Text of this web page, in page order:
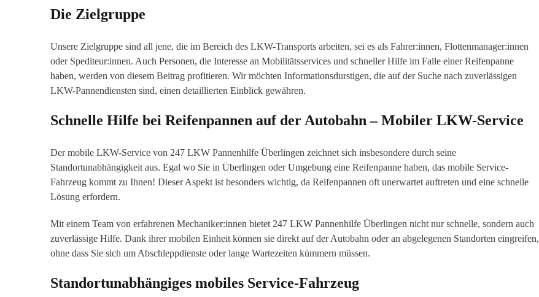
Die Zielgruppe
Unsere Zielgruppe sind all jene, die im Bereich des LKW-Transports arbeiten, sei es als Fahrer:innen, Flottenmanager:innen
oder Spediteur:innen. Auch Personen, die Interesse an Mobilitätsservices und schneller Hilfe im Falle einer Reifenpanne
haben, werden von diesem Beitrag profitieren. Wir möchten Informationsdurstigen, die auf der Suche nach zuverlässigen
LKW-Pannendiensten sind, einen detaillierten Einblick gewähren.
Schnelle Hilfe bei Reifenpannen auf der Autobahn – Mobiler LKW-Service
Der mobile LKW-Service von 247 LKW Pannenhilfe Überlingen zeichnet sich insbesondere durch seine
Standortunabhängigkeit aus. Egal wo Sie in Überlingen oder Umgebung eine Reifenpanne haben, das mobile Service-
Fahrzeug kommt zu Ihnen! Dieser Aspekt ist besonders wichtig, da Reifenpannen oft unerwartet auftreten und eine schnelle
Lösung erfordern.
Mit einem Team von erfahrenen Mechaniker:innen bietet 247 LKW Pannenhilfe Überlingen nicht nur schnelle, sondern auch
zuverlässige Hilfe. Dank ihrer mobilen Einheit können sie direkt auf der Autobahn oder an abgelegenen Standorten eingreifen,
ohne dass Sie sich um Abschleppdienste oder lange Wartezeiten kümmern müssen.
Standortunabhängiges mobiles Service-Fahrzeug